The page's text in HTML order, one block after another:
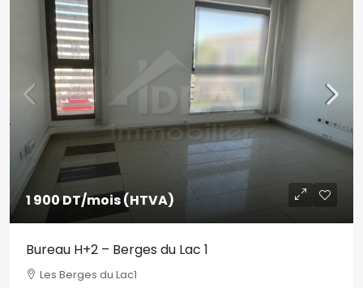
1 900 DT/mois (HTVA)
Bureau H+2 – Berges du Lac 1
Les Berges du Lac1